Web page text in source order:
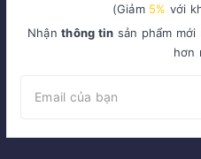
(Giảm 5% với
Nhậnthông tin sản phẩm
hơn